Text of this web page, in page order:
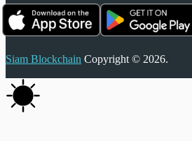
Siam Blockchain Copyright © 2026.